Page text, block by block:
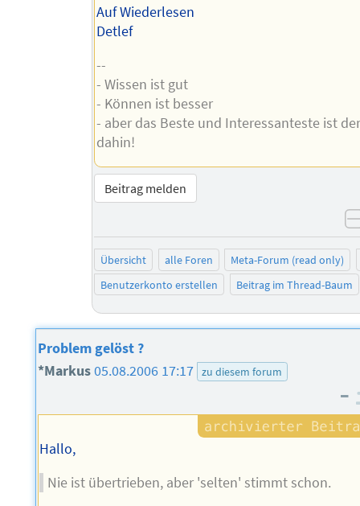
Auf Wiederlesen
Detlef
--
- Wissen ist gut
- Können ist besser
- aber das Beste und Interessanteste ist
dahin!
Beitrag melden
Übersicht alle Foren
Meta-Forum (read only)
Benutzerkonto erstellen
Beitrag im Thread-Baum
Problem gelöst ?
*Markus05.08.2006 17:17 zu diesem forum
–
Hallo,
Nie ist übertrieben, aber 'selten' stimmt schon.